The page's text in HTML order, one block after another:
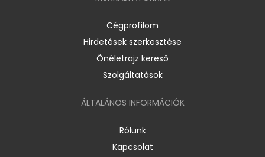
Cégprofilom
Hirdetések szerkesztése
Önéletrajz kereső
Szolgáltatások
ÁLTALÁNOS INFORMÁCIÓK
Rólunk
Kapcsolat